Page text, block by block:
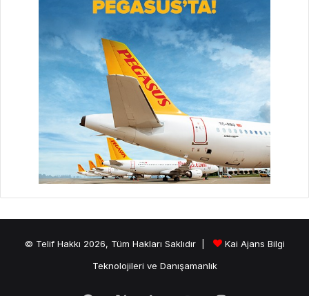
© Telif Hakkı 2026, Tüm Hakları Saklıdır |
Kai Ajans Bilgi
Teknolojileri ve Danışamanlık